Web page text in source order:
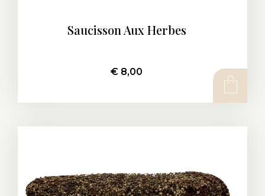
Saucisson Aux Herbes
€ 8,00